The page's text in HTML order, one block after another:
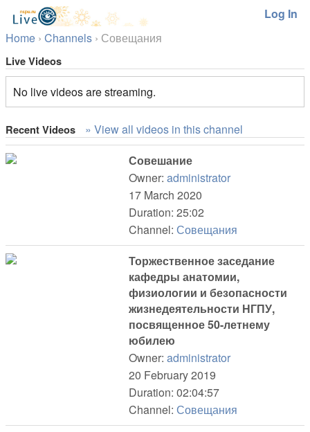
Log In
Home › Channels › Совещания
Live Videos
No live videos are streaming.
Recent Videos
» View all videos in this channel
Совешание
Owner: administrator
17 March 2020
Duration: 25:02
Channel: Совещания
Торжественное заседание
кафедры анатомии,
физиологии и безопасности
жизнедеятельности НГПУ,
посвященное 50-летнему
юбилею
Owner: administrator
20 February 2019
Duration: 02:04:57
Channel: Совещания